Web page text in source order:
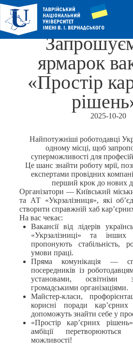
ярмарок
«Простір
2025-10-20
Найпотужніші роботодавці
одному місці, щоб
суперможливості для
Це шанс знайти роботу мрії,
експертами провідних
перший крок до нових
Організатори — Київський
та АТ «Укрзалізниця», які
створити справжній хаб
На вас чекає:
Вакансії від лідерів
«Укрзалізниці» та
пропонують стабільність,
умови праці.
Пряма комунікація —
посередників із
установами, освітніми
громадськими організаціями.
Майстер-класи,
корисні поради кар’єрних
допоможуть знайти себе у
«Простір кар’єрних
амбіції перетворюються
можливості!